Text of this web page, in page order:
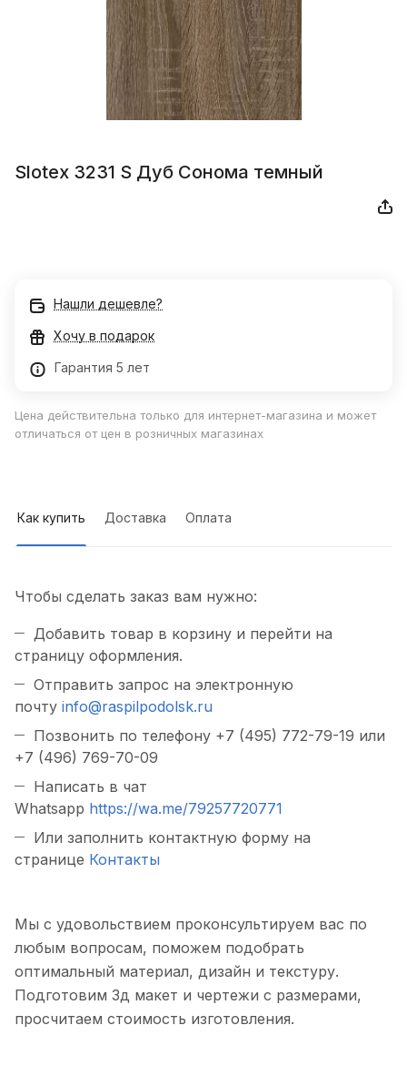
Slotex 3231 S Дуб Сонома темный
Нашли дешевле?
Хочу в подарок
Гарантия 5 лет
Цена действительна только для интернет-магазина и может
отличаться от цен в розничных магазинах
Как купить Доставка Оплата
Чтобы сделать заказ вам нужно:
Добавить товар в корзину и перейти на
страницу оформления.
Отправить запрос на электронную
почту info@raspilpodolsk.ru
Позвонить по телефону +7 (495) 772-79-19 или
+7 (496) 769-70-09
Написать в чат
Whatsapp https://wa.me/79257720771
Или заполнить контактную форму на
странице Контакты
Мы с удовольствием проконсультируем вас по
любым вопросам, поможем подобрать
оптимальный материал, дизайн и текстуру.
Подготовим 3д макет и чертежи с размерами,
просчитаем стоимость изготовления.